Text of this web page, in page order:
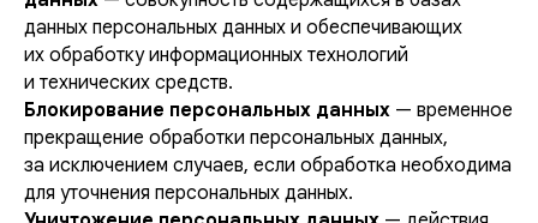
данных персональных данных и обеспечивающих
их обработку информационных технологий
и технических средств.
Блокирование персональных данных — временное
прекращение обработки персональных данных,
за исключением случаев, если обработка необходима
для уточнения персональных данных.